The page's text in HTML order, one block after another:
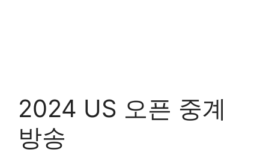
2024 US 오픈 중계
방송